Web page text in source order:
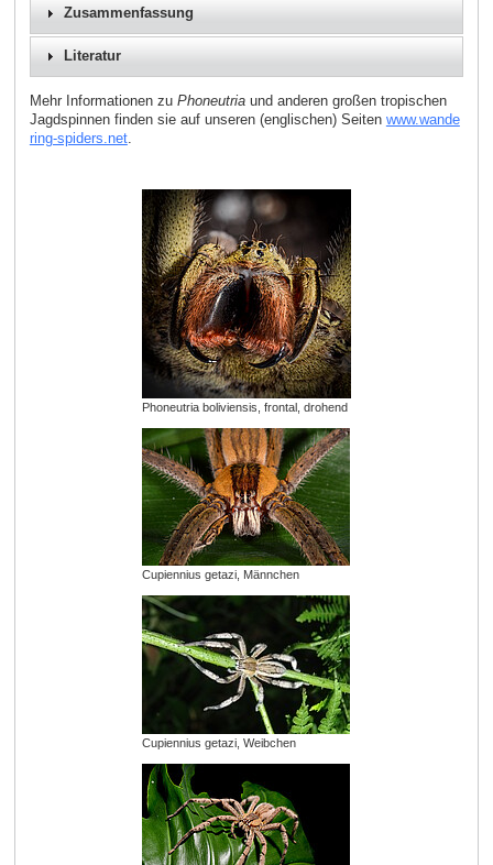
Zusammenfassung
Literatur
Mehr Informationen zu Phoneutria und anderen großen tropischen
Jagdspinnen finden sie auf unseren (englischen) Seiten www.wande
ring-spiders.net.
Phoneutria boliviensis, frontal, drohend
Cupiennius getazi, Männchen
Cupiennius getazi, Weibchen